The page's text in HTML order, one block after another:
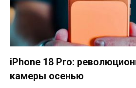
iPhone 18 Pro:
камеры осенью